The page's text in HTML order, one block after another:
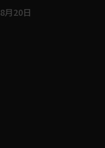
8月20日